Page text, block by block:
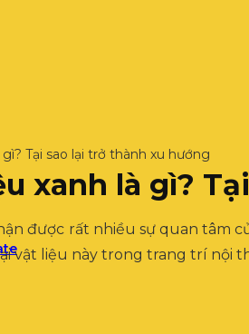
Tại sao lại trở thành xu hướng
xanh là gì?
được rất nhiều sự quan tâm
vật liệu này trong trang trí nội